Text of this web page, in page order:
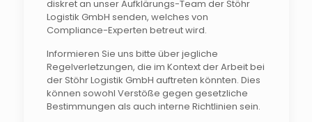
diskret an unser Aufklärungs-Team der Stöhr
Logistik GmbH senden, welches von
Compliance-Experten betreut wird.
Informieren Sie uns bitte über jegliche
Regelverletzungen, die im Kontext der Arbeit bei
der Stöhr Logistik GmbH auftreten könnten. Dies
können sowohl Verstöße gegen gesetzliche
Bestimmungen als auch interne Richtlinien sein.